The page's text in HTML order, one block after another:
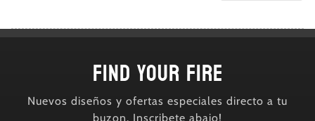
FIND YOUR FIRE
Nuevos diseños y ofertas especiales directo a tu
buzon. Inscribete abajo!